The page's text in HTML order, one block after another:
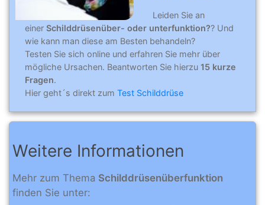
Leiden Sie an
einer Schilddrüsenüber- oder unterfunktion?? Und
wie kann man diese am Besten behandeln?
Testen Sie sich online und erfahren Sie mehr über
mögliche Ursachen. Beantworten Sie hierzu 15 kurze
Fragen.
Hier geht´s direkt zum Test Schilddrüse
Weitere Informationen
Mehr zum Thema Schilddrüsenüberfunktion
finden Sie unter: